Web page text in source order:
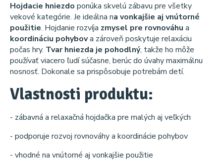
Hojdacie hniezdo ponúka skvelú zábavu pre všetky
vekové kategórie. Je ideálna na vonkajšie aj vnútorné
použitie. Hojdanie rozvíja zmysel pre rovnováhu a
koordináciu pohybova zároveň poskytuje relaxáciu
počas hry. Tvar hniezda je pohodlný, takže ho môže
používať viacero ľudí súčasne, berúc do úvahy maximálnu
nosnosť. Dokonale sa prispôsobuje potrebám detí.
Vlastnosti produktu:
- zábavná a relaxačná hojdačka pre malých aj veľkých
- podporuje rozvoj rovnováhy a koordinácie pohybov
- vhodné na vnútorné aj vonkajšie použitie